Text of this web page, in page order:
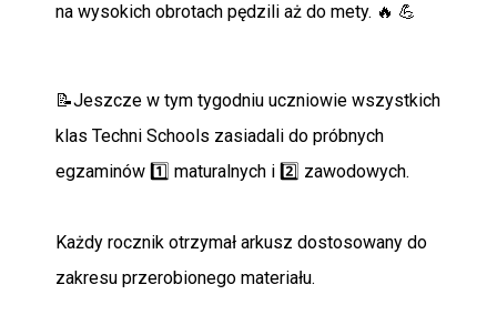
na wysokich obrotach pędzili aż do mety. 🔥 💪
📝Jeszcze w tym tygodniu uczniowie wszystkich
klas Techni Schools zasiadali do próbnych
egzaminów 1️⃣ maturalnych i 2️⃣ zawodowych.
Każdy rocznik otrzymał arkusz dostosowany do
zakresu przerobionego materiału.